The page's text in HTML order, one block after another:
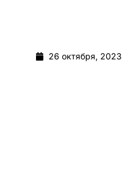
26 октября, 2023